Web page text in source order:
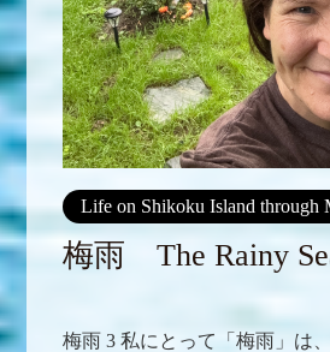
Life on Shikoku Island through
梅雨 The Rainy
梅雨 3 私にとって「梅雨」は